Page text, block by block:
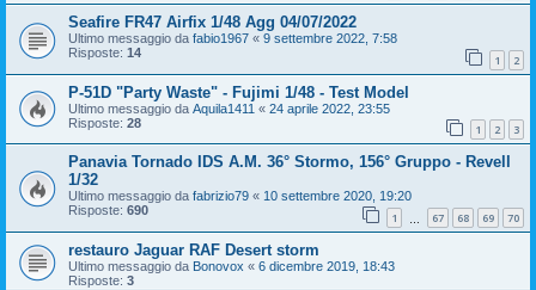
Seafire FR47 Airfix 1/48 Agg 04/07/2022
Ultimo messaggio da fabio1967 « 9 settembre 2022, 7:58
Risposte: 14 1 2
P-51D "Party Waste" - Fujimi 1/48 - Test Model
Ultimo messaggio da Aquila1411 « 24 aprile 2022, 23:55
Risposte: 28 1 2 3
Panavia Tornado IDS A.M. 36° Stormo, 156° Gruppo - Revell
1/32
Ultimo messaggio da fabrizio79 « 10 settembre 2020, 19:20
Risposte: 690 1 67 68 69 70
restauro Jaguar RAF Desert storm
Ultimo messaggio da Bonovox « 6 dicembre 2019, 18:43
Risposte: 3